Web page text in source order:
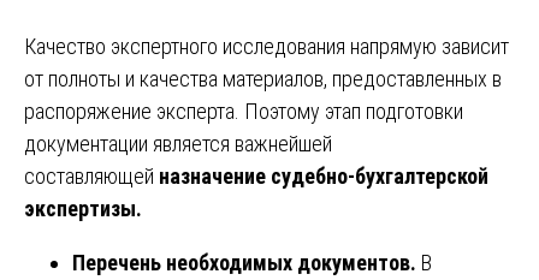
Качество экспертного исследования напрямую зависит
от полноты и качества материалов, предоставленных в
распоряжение эксперта. Поэтому этап подготовки
документации является важнейшей
составляющей назначение судебно-бухгалтерской
экспертизы.
Перечень необходимых документов. В